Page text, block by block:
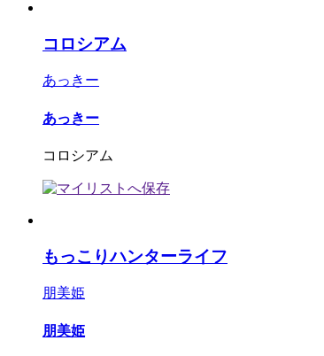
コロシアム
あっきー
あっきー
コロシアム
もっこりハンターライフ
朋美姫
朋美姫